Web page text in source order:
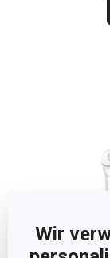
Wir